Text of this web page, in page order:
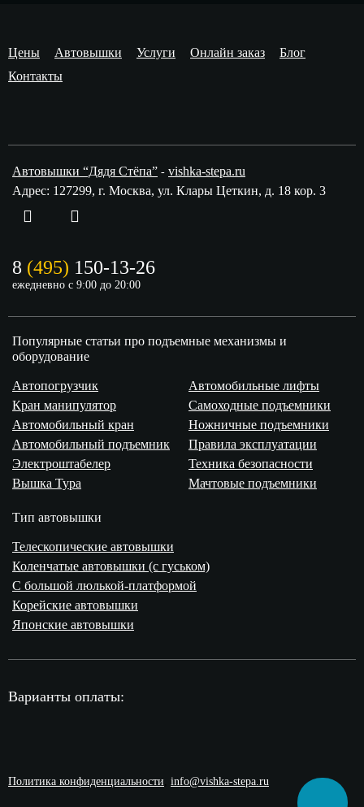
Фрязино Химки
Черноголовка Щёлково
Электрогорск
Цены Автовышки Услуги Онлайн заказ
Блог
Контакты
Автовышки “Дядя Стёпа” - vishka-stepa.ru
Адрес: 127299, г. Москва, ул. Клары Цеткин, д. 18 кор. 3
8 (495) 150-13-26
ежедневно с 9:00 до 20:00
Популярные статьи про подъемные механизмы и
оборудование
Автопогрузчик
Кран манипулятор
Автомобильный кран
Автомобильный подъемник
Электроштабелер
Вышка Тура
Автомобильные лифты
Самоходные подъемники
Ножничные подъемники
Правила эксплуатации
Техника безопасности
Мачтовые подъемники
Тип автовышки
Телескопические автовышки
Коленчатые автовышки (с гуськом)
С большой люлькой-платформой
Корейские автовышки
Японские автовышки
Варианты оплаты:
Политика конфиденциальности info@vishka-stepa.ru